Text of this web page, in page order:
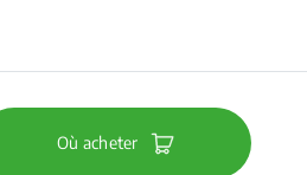
Où acheter